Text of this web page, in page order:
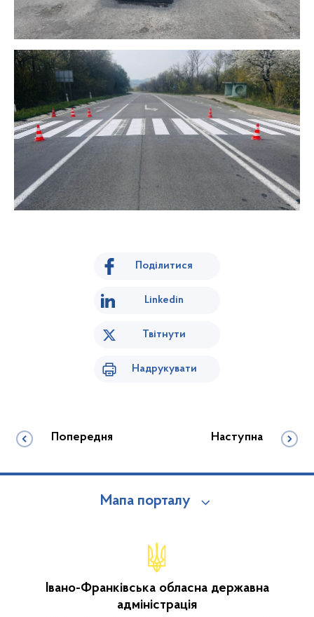
Поділитися
Linkedin
Твітнути
Надрукувати
Попередня Наступна
Мапа порталу
Івано-Франківська обласна державна
адміністрація